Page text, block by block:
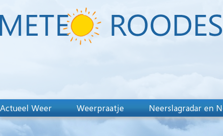
Actueel Weer Weerpraatje Neerslagradar en